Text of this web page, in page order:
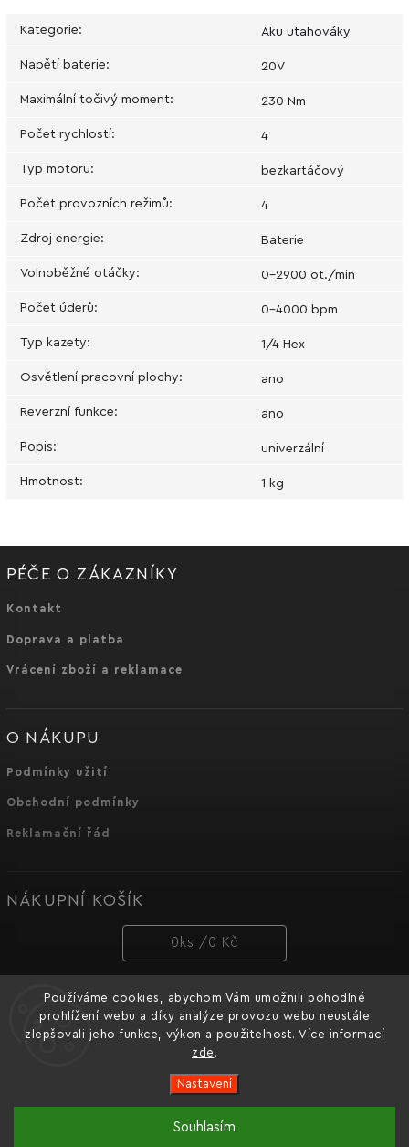
Používáme cookies, abychom Vám umožnili pohodlné
prohlížení webu a díky analýze provozu webu neustále
zlepšovali jeho funkce, výkon a použitelnost. Více informací
zde .
Nastavení
Souhlasím
Oficiální e-shop značky nářadí Dnipro-M pro Česko a
Kategorie: Aku utahováky
Napětí baterie: 20V
Maximální točivý moment: 230 Nm
Počet rychlostí: 4
Typ motoru: bezkartáčový
Počet provozních režimů: 4
Zdroj energie: Baterie
Volnoběžné otáčky: 0-2900 ot./min
Počet úderů: 0-4000 bpm
Typ kazety: 1/4 Hex
Osvětlení pracovní plochy: ano
Reverzní funkce: ano
Popis: univerzální
Hmotnost: 1 kg
PÉČE O ZÁKAZNÍKY
Kontakt
Doprava a platba
Vrácení zboží a reklamace
O NÁKUPU
Podmínky užití
Obchodní podmínky
Reklamační řád
NÁKUPNÍ KOŠÍK
0 ks / 0 Kč
PŘIJÍMÁME ONLINE PLATBY